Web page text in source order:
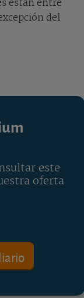
están entre
del
este
oferta